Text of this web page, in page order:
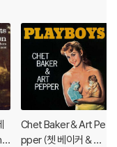
도 최대한 일관되게 유
경우가 있습니다. 턴테이
용하여 센터 홀을 조정
면이 깨끗하지 않은 경우
에 이상이 있는 경우에는
Chet Baker & Art Pe
pper (쳇 베이커 & 아